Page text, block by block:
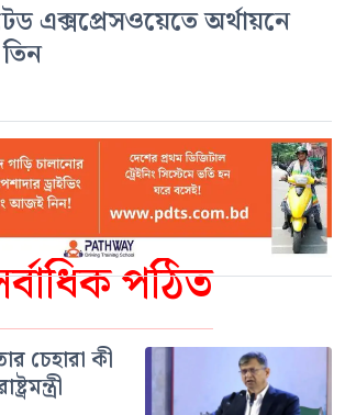
পঠিত
চেহারা কী
এক্সপ্রেসওয়েতে অর্থায়নে